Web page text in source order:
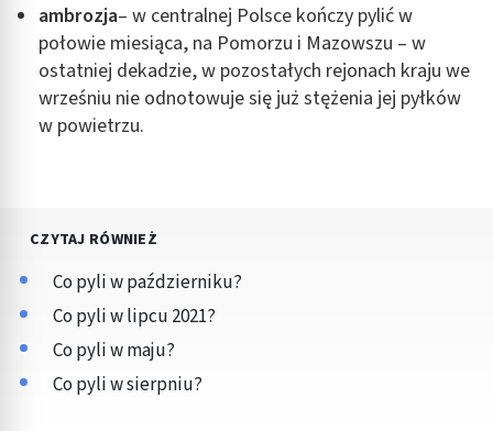
ambrozja– w centralnej Polsce kończy pylić w
połowie miesiąca, na Pomorzu i Mazowszu – w
ostatniej dekadzie, w pozostałych rejonach kraju we
wrześniu nie odnotowuje się już stężenia jej pyłków
w powietrzu.
CZYTAJ RÓWNIEŻ
Co pyli w październiku?
Co pyli w lipcu 2021?
Co pyli w maju?
Co pyli w sierpniu?